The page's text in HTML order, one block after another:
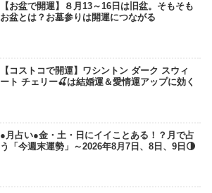
【お盆で開運】８月13～16日は旧盆。そもそも
お盆とは？お墓参りは開運につながる
【コストコで開運】ワシントン ダーク スウィ
ート チェリー🍒は結婚運＆愛情運アップに効く
●月占い●金・土・日にイイことある！？月で占
う「今週末運勢」～2026年8月7日、8日、9日🌗